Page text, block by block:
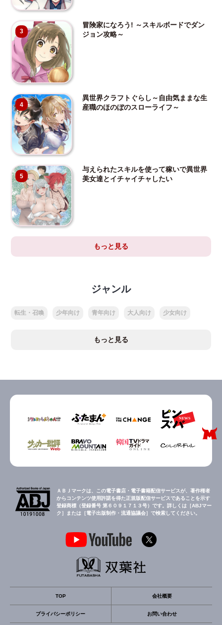
3
冒険家になろう! ～スキルボードでダン
ジョン攻略～
4
異世界クラフトぐらし～自由気ままな生
産職のほのぼのスローライフ～
5
与えられたスキルを使って稼いで異世界
美女達とイチャイチャしたい
もっと見る
ジャンル
転生・召喚 少年向け 青年向け 大人向け 少女向け
もっと見る
ＡＢＪマークは、この電子書店・電子書籍配信サービスが、著作権者
からコンテンツ使用許諾を得た正規版配信サービスであることを示す
登録商標（登録番号 第６０９１７１３号）です。詳しくは［ABJマー
ク］または［電子出版制作・流通協議会］で検索してください。
TOP 会社概要
プライバシーポリシー お問い合わせ